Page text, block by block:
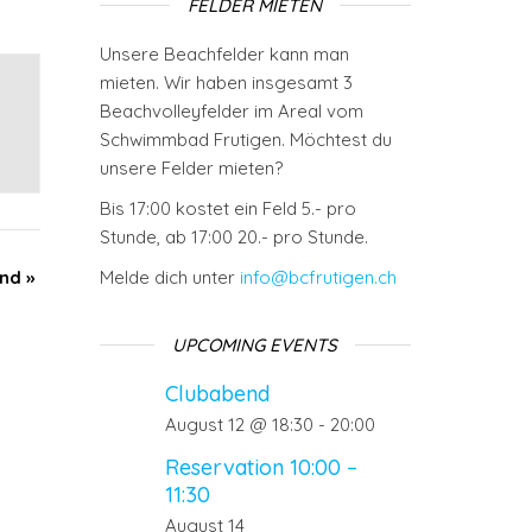
»
FELDER MIETEN
Unsere Beachfelder kann man
mieten. Wir haben insgesamt 3
Beachvolleyfelder im Areal vom
Schwimmbad Frutigen. Möchtest du
unsere Felder mieten?
Bis 17:00 kostet ein Feld 5.- pro
Stunde, ab 17:00 20.- pro Stunde.
Melde dich unterinfo@bcfrutigen.ch
UPCOMING EVENTS
Clubabend
August 12 @ 18:30 - 20:00
Reservation 10:00 –
11:30
August 14